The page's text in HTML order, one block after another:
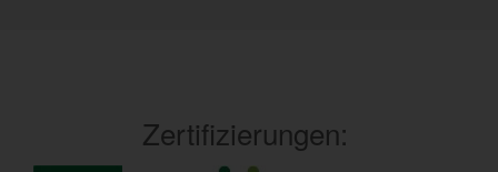
Zertifizierungen: